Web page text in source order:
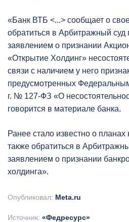
«Банк ВТБ <...> сообщает о
обратиться в Арбитражный суд
заявлением о признании
«Открытие Холдинг»
связи с наличием у него
предусмотренных
г. № 127-ФЗ «О
говорится в материале банка.
Ранее стало известно о планах
также обратиться в
заявлением о признании
холдинга».
Опубликовал: Meta.ru
Источник: «Федресурс»